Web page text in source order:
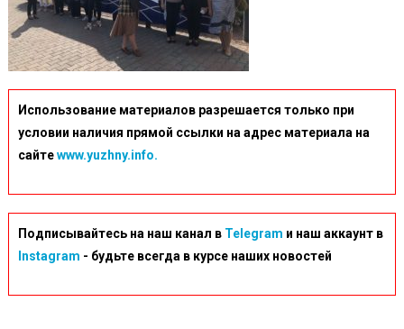
Использование материалов разрешается только при
условии наличия прямой ссылки на адрес материала на
сайтеwww.yuzhny.info.
Подписывайтесь на наш канал в Telegram и наш аккаунт в
Instagram - будьте всегда в курсе наших новостей